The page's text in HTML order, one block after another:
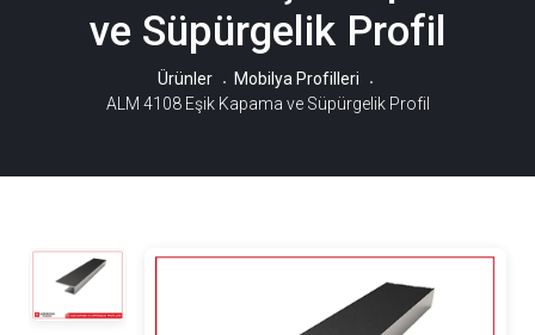
ve Süpürgelik Profil
Ürünler
Mobilya Profilleri
ALM 4108 Eşik Kapama ve Süpürgelik Profil